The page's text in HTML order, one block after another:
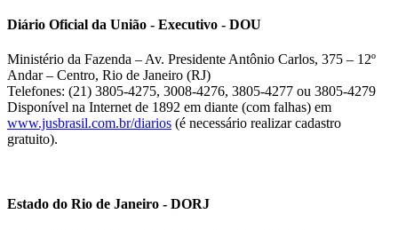
Diário Oficial da União - Executivo - DOU
Ministério da Fazenda – Av. Presidente Antônio Carlos, 375 – 12º
Andar – Centro, Rio de Janeiro (RJ)
Telefones: (21) 3805-4275, 3008-4276, 3805-4277 ou 3805-4279
Disponível na Internet de 1892 em diante (com falhas) em
www.jusbrasil.com.br/diarios (é necessário realizar cadastro
gratuito).
Estado do Rio de Janeiro - DORJ